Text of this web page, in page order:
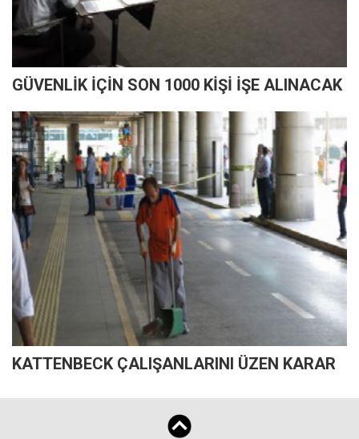
GÜVENLİK İÇİN SON 1000 KİŞİ İŞE ALINACAK
KATTENBECK ÇALIŞANLARINI ÜZEN KARAR